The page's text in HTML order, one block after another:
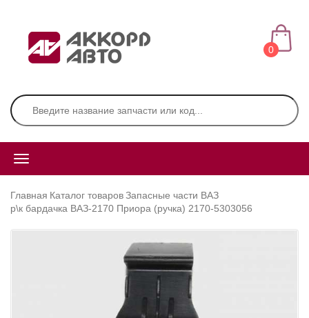
0
Главная Каталог товаровЗапасные части ВАЗ
р\к бардачка ВАЗ-2170 Приора (ручка) 2170-5303056